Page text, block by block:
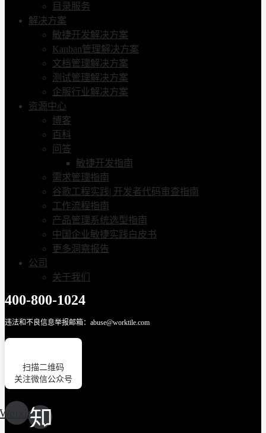
目录服务
解决方案
敏捷开发解决方案
Kanban管理解决方案
文档管理解决方案
测试管理解决方案
企服行业解决方案
资源中心
博客
百科
问答
敏捷开发指南
需求管理指南
谷歌工程实践| 开发者代码审查指南
工作流程指南
产品管理系统选型指南
中国企业敏捷实践白皮书
更多洞察报告
公司
关于我们
400-800-1024
违法和不良信息举报邮箱：abuse@worktile.com
扫描二维码
关注微信公众号
Weixin